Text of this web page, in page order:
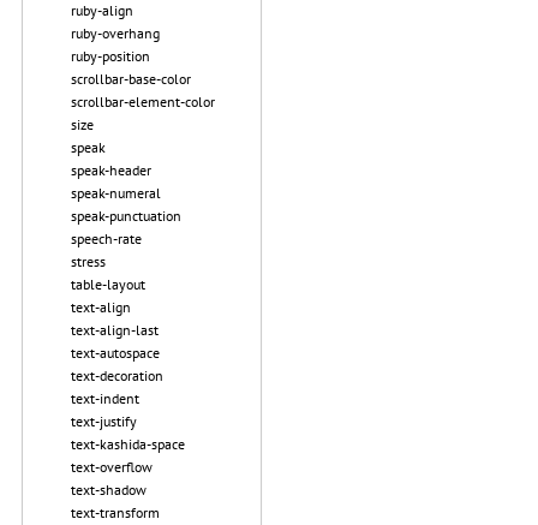
ruby-align
ruby-overhang
ruby-position
scrollbar-base-color
scrollbar-element-color
size
speak
speak-header
speak-numeral
speak-punctuation
speech-rate
stress
table-layout
text-align
text-align-last
text-autospace
text-decoration
text-indent
text-justify
text-kashida-space
text-overflow
text-shadow
text-transform